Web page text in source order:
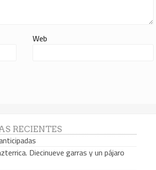
Web
RECIENTES
Diecinueve garras y un pájaro